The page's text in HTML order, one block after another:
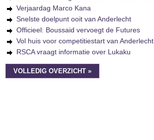
Verjaardag Marco Kana
Snelste doelpunt ooit van Anderlecht
Officieel: Boussaid vervoegt de Futures
Vol huis voor competitiestart van Anderlecht
RSCA vraagt informatie over Lukaku
VOLLEDIG OVERZICHT »